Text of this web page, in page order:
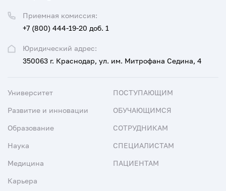
Юридический адрес:
350063 г. Краснодар, ул. им. Митрофана Седина, 4
Приемная комиссия:
+7 (800) 444-19-20 доб. 1
Университет
Развитие и инновации
Образование
Наука
Медицина
Карьера
ПОСТУПАЮЩИМ
ОБУЧАЮЩИМСЯ
СОТРУДНИКАМ
СПЕЦИАЛИСТАМ
ПАЦИЕНТАМ